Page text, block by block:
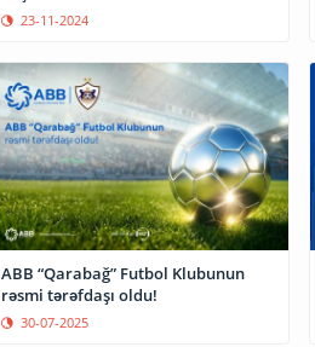
23-11-2024
ABB “Qarabağ” Futbol Klubunun
rəsmi tərəfdaşı oldu!
30-07-2025